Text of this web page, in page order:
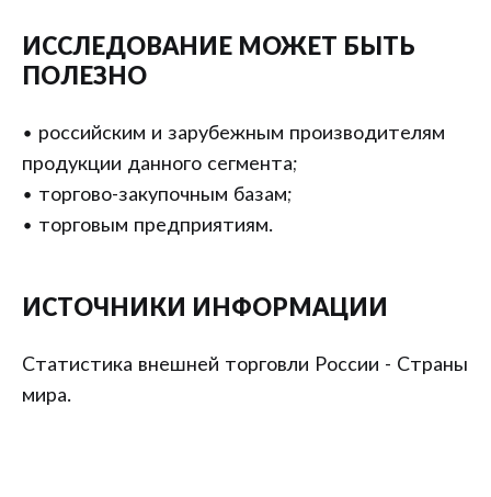
ИССЛЕДОВАНИЕ МОЖЕТ БЫТЬ
ПОЛЕЗНО
• российским и зарубежным производителям
продукции данного сегмента;
• торгово-закупочным базам;
• торговым предприятиям.
ИСТОЧНИКИ ИНФОРМАЦИИ
Статистика внешней торговли России - Страны
мира.